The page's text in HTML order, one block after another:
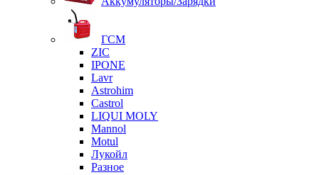
ГСМ
ZIC
IPONE
Lavr
Astrohim
Castrol
LIQUI MOLY
Mannol
Motul
Лукойл
Разное